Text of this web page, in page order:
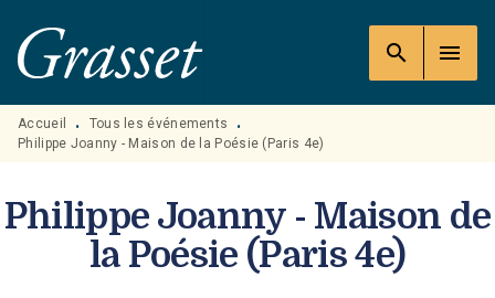
MENU RECHERCHE
PIED DE PAGE
search menu
Accueil • Tous les événements
•
Philippe Joanny - Maison de la Poésie (Paris 4e)
Philippe Joanny - Maison de
la Poésie (Paris 4e)